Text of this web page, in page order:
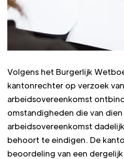
Volgens het Burgerlijk
kantonrechter op verzoek
arbeidsovereenkomst
omstandigheden die van
arbeidsovereenkomst
behoort te eindigen. De
beoordeling van een